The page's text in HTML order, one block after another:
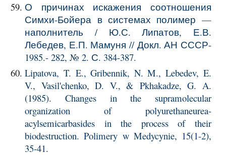
О причинах искажения соотношения
Симхи-Бойера в системах полимер —
наполнитель / Ю.С. Липатов, Е.В.
Лебедев, Е.П. Мамуня // Докл. АН СССР-
1985.- 282, № 2. С. 384-387.
Lipatova, T. E., Gribennik, N. M., Lebedev, E.
V., Vasil'chenko, D. V., & Pkhakadze, G. A.
(1985). Changes in the supramolecular
organization of polyurethaneurea-
acylsemicarbasides in the process of their
biodestruction. Polimery w Medycynie, 15(1-2),
35-41.